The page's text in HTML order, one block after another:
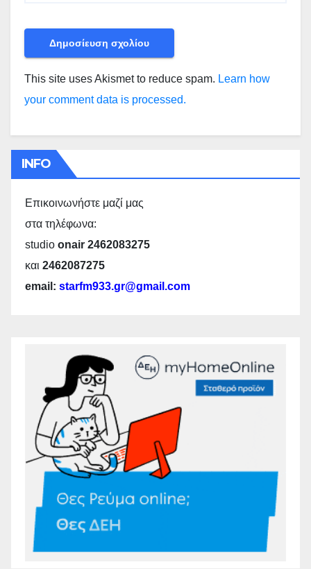
This site uses Akismet to reduce spam. Learn how
your comment data is processed.
INFO
Επικοινωνήστε μαζί μας
στα τηλέφωνα:
studio onair 2462083275
και 2462087275
email: starfm933.gr@gmail.com